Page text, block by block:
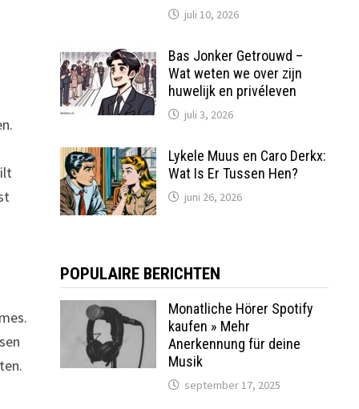
juli 10, 2026
Bas Jonker Getrouwd –
Wat weten we over zijn
huwelijk en privéleven
juli 3, 2026
Lykele Muus en Caro Derkx:
Wat Is Er Tussen Hen?
juni 26, 2026
POPULAIRE BERICHTEN
Monatliche Hörer Spotify
kaufen » Mehr
Anerkennung für deine
Musik
september 17, 2025